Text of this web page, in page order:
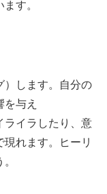
す。
）します。自分の
与え
ライラしたり、意
れます。ヒーリ